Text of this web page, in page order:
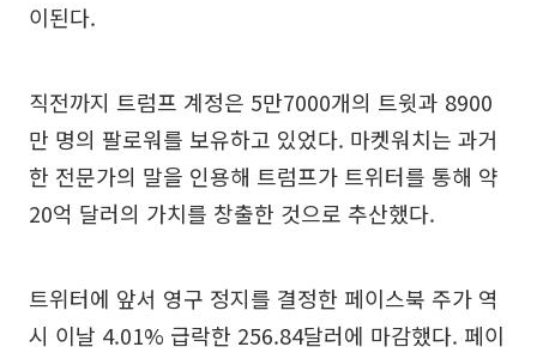
이된다.
직전까지 트럼프 계정은 5만7000개의 트윗과 8900
만 명의 팔로워를 보유하고 있었다. 마켓워치는 과거
한 전문가의 말을 인용해 트럼프가 트위터를 통해 약
20억 달러의 가치를 창출한 것으로 추산했다.
트위터에 앞서 영구 정지를 결정한 페이스북 주가 역
시 이날 4.01% 급락한 256.84달러에 마감했다. 페이